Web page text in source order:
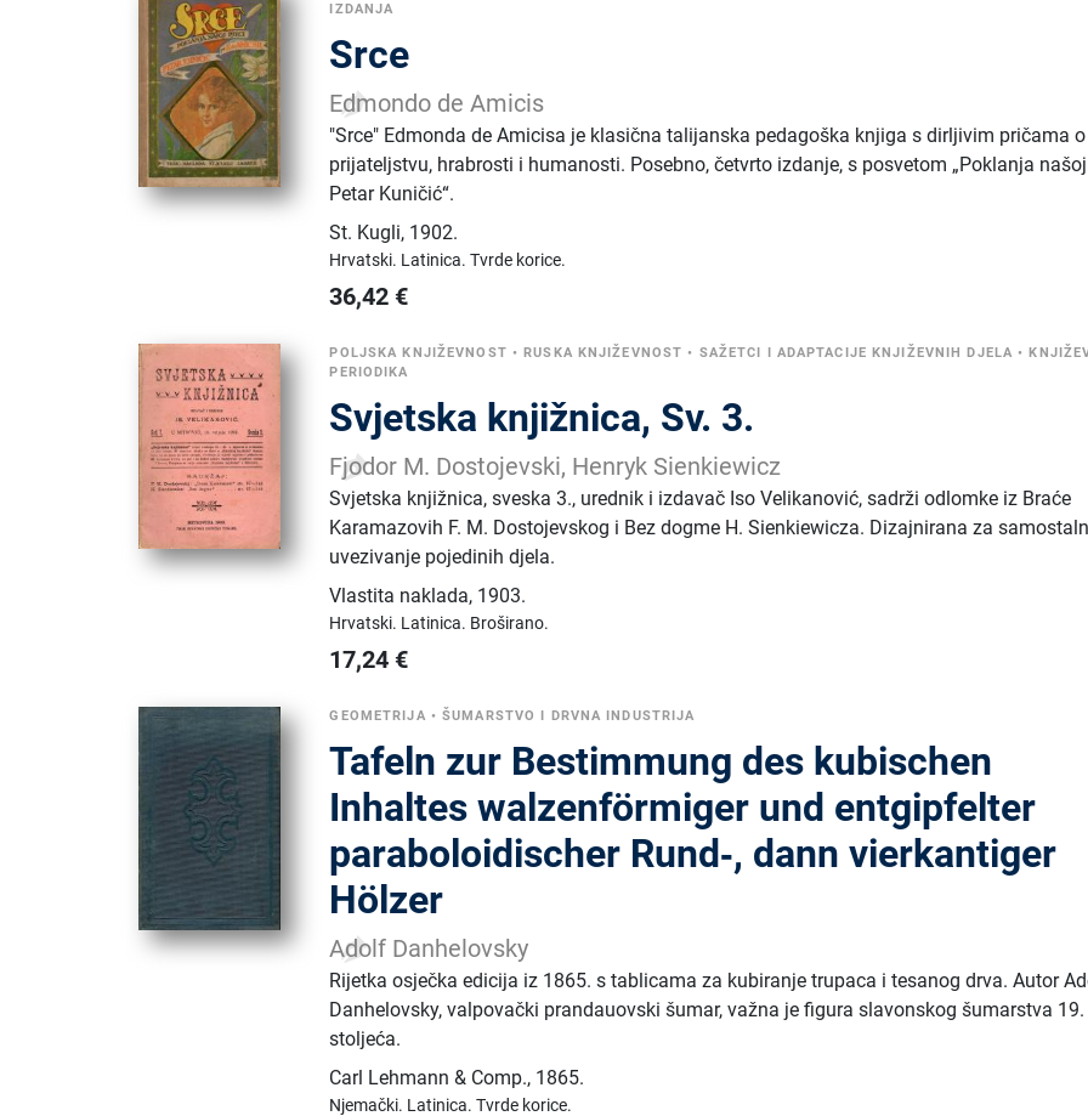
IZDANJA
Srce
Edmondo de Amicis
"Srce" Edmonda de Amicisa je klasična talijanska pedagoška knjiga s dirljivim pričama o
prijateljstvu, hrabrosti i humanosti. Posebno, četvrto izdanje, s posvetom „Poklanja
Petar Kuničić“.
St. Kugli, 1902.
Hrvatski. Latinica.Tvrde korice.
36,42 €
POLJSKA KNJIŽEVNOST •RUSKA KNJIŽEVNOST • SAŽETCI I ADAPTACIJE KNJIŽEVNIH DJELA •
PERIODIKA
Svjetska knjižnica, Sv. 3.
Fjodor M. Dostojevski, Henryk Sienkiewicz
Svjetska knjižnica, sveska 3., urednik i izdavač Iso Velikanović, sadrži odlomke iz Braće
Karamazovih F. M. Dostojevskog i Bez dogme H. Sienkiewicza. Dizajnirana za
uvezivanje pojedinih djela.
Vlastita naklada, 1903.
Hrvatski. Latinica. Broširano.
17,24 €
GEOMETRIJA •ŠUMARSTVO I DRVNA INDUSTRIJA
Tafeln zur Bestimmung des kubischen
Inhaltes walzenförmiger und entgipfelter
paraboloidischer Rund‑, dann vierkantiger
Hölzer
Adolf Danhelovsky
Rijetka osječka edicija iz 1865. s tablicama za kubiranje trupaca i tesanog drva. Autor
Danhelovsky, valpovački prandauovski šumar, važna je figura slavonskog šumarstva 19.
stoljeća.
Carl Lehmann & Comp., 1865.
Njemački. Latinica.Tvrde korice.